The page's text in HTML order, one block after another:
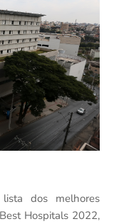
dos melhores
Hospitals 2022,